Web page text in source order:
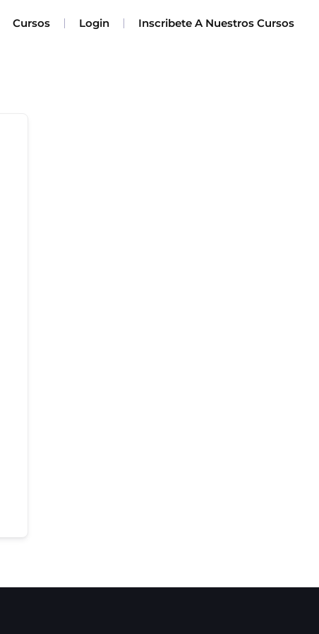
Cursos Login Inscribete A Nuestros Cursos